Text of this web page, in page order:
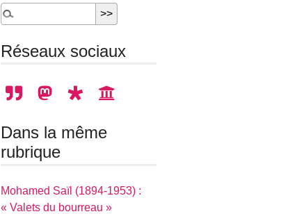
Réseaux sociaux
Dans la même
rubrique
Mohamed Saïl (1894-1953) :
« Valets du bourreau »